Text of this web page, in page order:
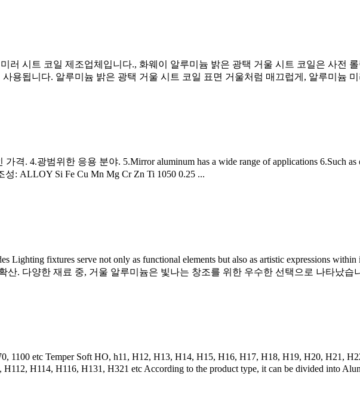
러 시트 코일 제조업체입니다., 화웨이 알루미늄 밝은 광택 거울 시트 코일은 사전
용됩니다. 알루미늄 밝은 광택 거울 시트 코일 표면 거울처럼 매끄럽게, 알루미늄
가격. 4.광범위한 응용 분야. 5.Mirror aluminum has a wide range of applications 6.Such as
성: ALLOY Si Fe Cu Mn Mg Cr Zn Ti 1050 0.25 ...
Lighting fixtures serve not only as functional elements but also as artistic expressions within
. 다양한 재료 중, 거울 알루미늄은 빛나는 창조를 위한 우수한 선택으로 나타났습
1100 etc Temper Soft HO, h11, H12, H13, H14, H15, H16, H17, H18, H19, H20, H21,
H114, H116, H131, H321 etc According to the product type, it can be divided into